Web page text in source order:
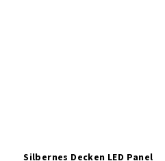
Silbernes Decken LED Panel